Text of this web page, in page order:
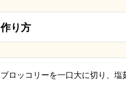
作り方
ブロッコリーを一口大に切り、塩